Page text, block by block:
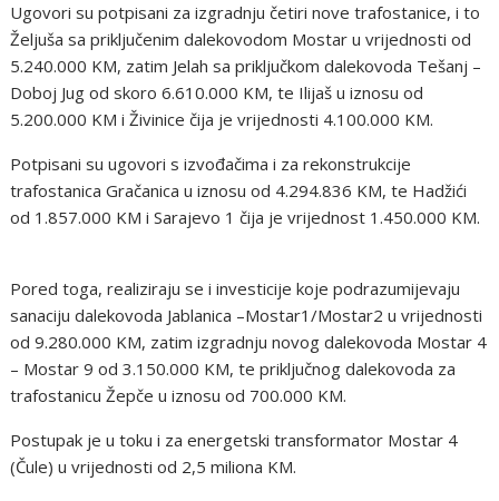
Ugovori su potpisani za izgradnju četiri nove trafostanice, i to
Željuša sa priključenim dalekovodom Mostar u vrijednosti od
5.240.000 KM, zatim Jelah sa priključkom dalekovoda Tešanj –
Doboj Jug od skoro 6.610.000 KM, te Ilijaš u iznosu od
5.200.000 KM i Živinice čija je vrijednosti 4.100.000 KM.
Potpisani su ugovori s izvođačima i za rekonstrukcije
trafostanica Gračanica u iznosu od 4.294.836 KM, te Hadžići
od 1.857.000 KM i Sarajevo 1 čija je vrijednost 1.450.000 KM.
Pored toga, realiziraju se i investicije koje podrazumijevaju
sanaciju dalekovoda Jablanica –Mostar1/Mostar2 u vrijednosti
od 9.280.000 KM, zatim izgradnju novog dalekovoda Mostar 4
– Mostar 9 od 3.150.000 KM, te priključnog dalekovoda za
trafostanicu Žepče u iznosu od 700.000 KM.
Postupak je u toku i za energetski transformator Mostar 4
(Čule) u vrijednosti od 2,5 miliona KM.